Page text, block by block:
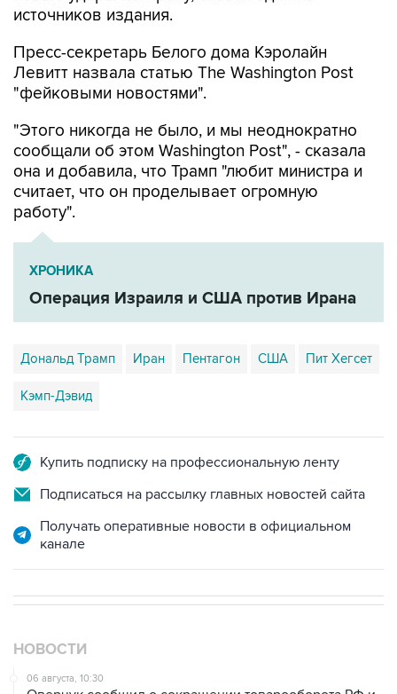
источников издания.
Пресс-секретарь Белого дома Кэролайн
Левитт назвала статью The Washington Post
"фейковыми новостями".
"Этого никогда не было, и мы неоднократно
сообщали об этом Washington Post", - сказала
она и добавила, что Трамп "любит министра и
считает, что он проделывает огромную
работу".
ХРОНИКА
Операция Израиля и США против Ирана
Дональд Трамп Иран Пентагон США Пит Хегсет
Кэмп-Дэвид
Купить подписку на профессиональную ленту
Подписаться на рассылку главных новостей сайта
Получать оперативные новости в официальном
канале
НОВОСТИ
06 августа, 10:30